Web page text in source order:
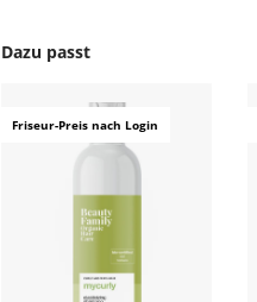
Dazu passt
Friseur-Preis nach Login